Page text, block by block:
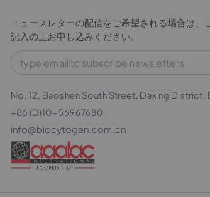
ニュースレターの配信をご希望される場合は、
記入の上お申し込みください。
No. 12, Baoshen South Street, Daxing District,
+86 (0)10-56967680
info@biocytogen.com.cn